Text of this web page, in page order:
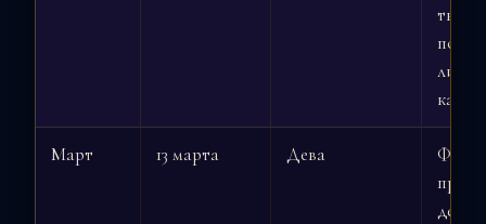
Март 13 марта Дева